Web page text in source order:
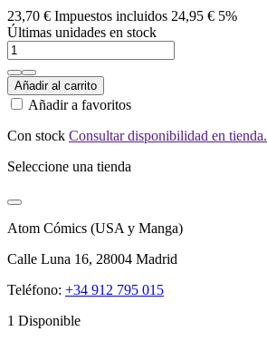
23,70 € Impuestos incluidos 24,95 € 5%
Últimas unidades en stock
Añadir al carrito
Añadir a favoritos
Con stock Consultar disponibilidad en tienda.
Seleccione una tienda
Atom Cómics (USA y Manga)
Calle Luna 16, 28004 Madrid
Teléfono: +34 912 795 015
1 Disponible